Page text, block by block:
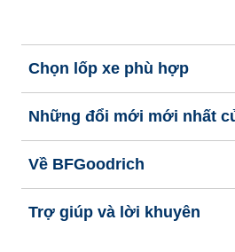
Chọn lốp xe phù hợp
Những đổi mới mới nhất
Về BFGoodrich
Trợ giúp và lời khuyên